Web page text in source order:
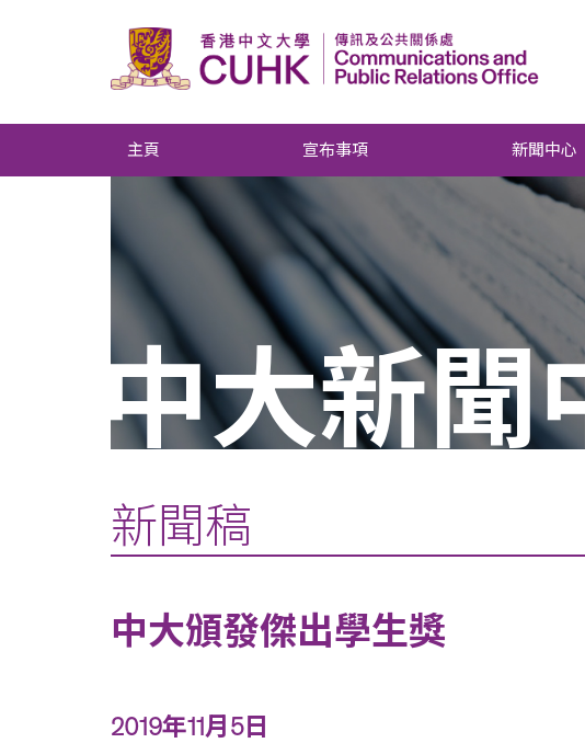
主頁 宣布事項 新聞中心
中大新聞
新聞稿
中大頒發傑出學生獎
2019年11月5日